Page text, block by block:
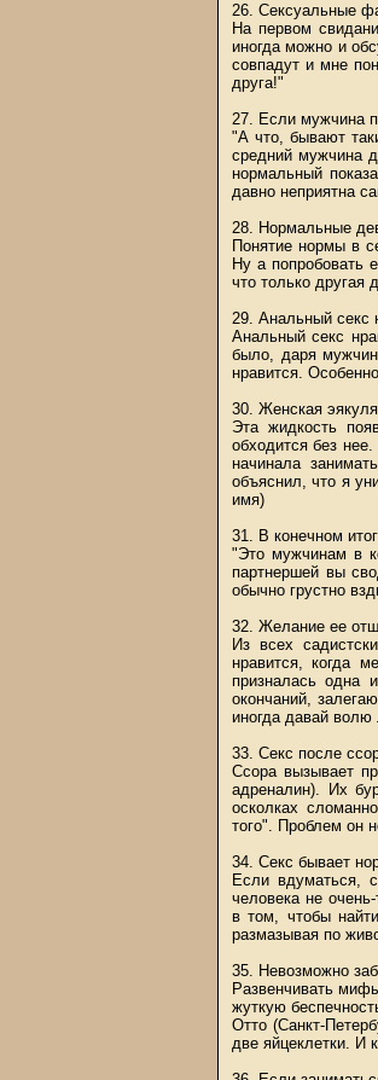
26. Сексуальные
На первом
иногда можно и
совпадут и мне
друга!"
27. Если мужчина
"А что, бывают
средний мужчина
нормальный
давно неприятна
28. Нормальные
Понятие нормы в
Ну а попробовать
что только другая
29. Анальный секс
Анальный секс
было, даря
нравится.
30. Женская
Эта жидкость
обходится без
начинала
объяснил, что я
имя)
31. В конечном
"Это мужчинам в
партнершей вы
обычно грустно
32. Желание ее
Из всех
нравится, когда
призналась одна
окончаний,
иногда давай волю
33. Секс после
Ссора вызывает
адреналин). Их
осколках
того". Проблем он
34. Секс бывает
Если вдуматься,
человека не
в том, чтобы
размазывая по
35. Невозможно
Развенчивать
жуткую
Отто (Санкт-
две яйцеклетки. И